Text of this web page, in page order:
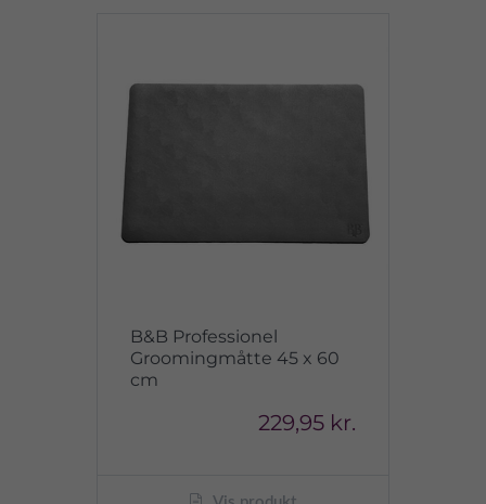
B&B Professionel
Groomingmåtte 45 x 60
cm
229,95 kr.